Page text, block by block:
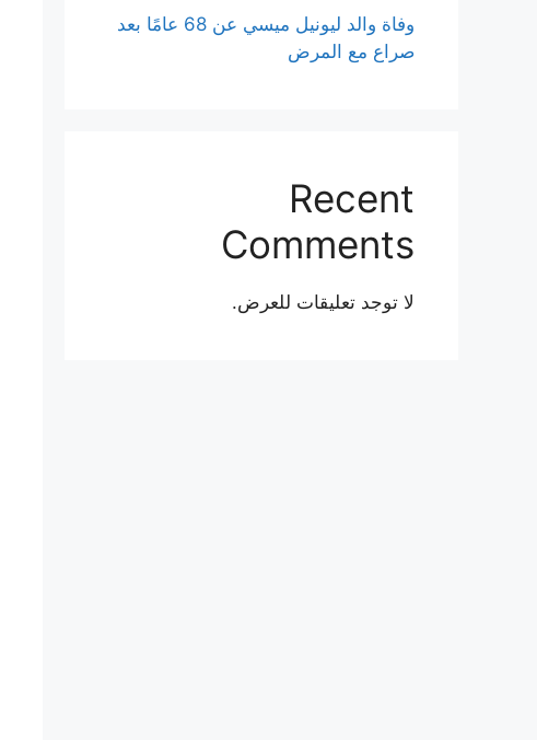
وفاة والد ليونيل ميسي عن 68 عامًا بعد
صراع مع المرض
Recent
Comments
لا توجد تعليقات للعرض.